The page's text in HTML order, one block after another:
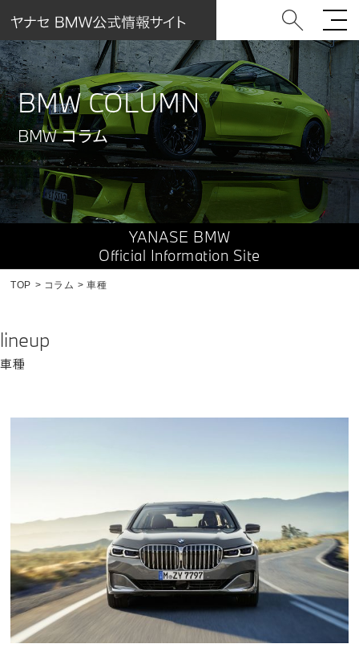
BMW COLUMN
BMW コラム
YANASE BMW
Official Information Site
TOP コラム 車種
lineup
車種